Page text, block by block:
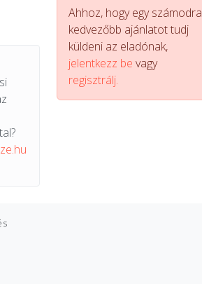
Ahhoz, hogy egy számodra
kedvezőbb ajánlatot tudj
küldeni az eladónak,
jelentkezz be vagy
regisztrálj.